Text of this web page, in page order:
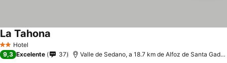
2 Estrelas
Hotel
La Tahona
9,3 Excelente 37 Valle de Sedano, a 18.7 km de Alfoz de Santa Gadea